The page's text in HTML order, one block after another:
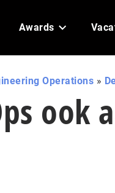
Awards
Operations »
ook